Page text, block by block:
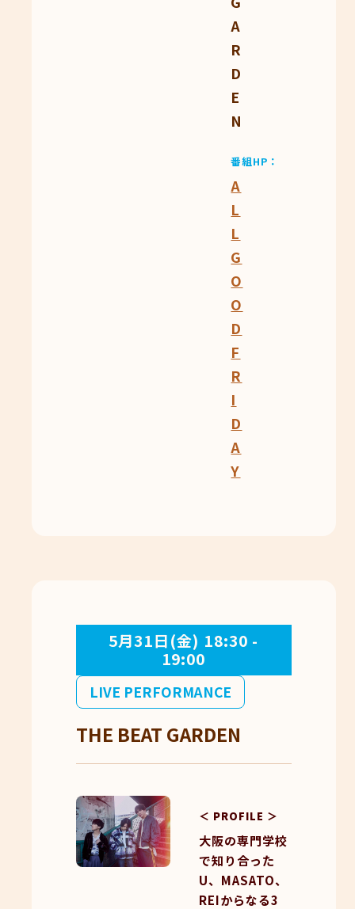
A
R
D
E
N
番組HP
A
L
L
G
O
O
D
F
R
I
D
A
Y
LIVE PERFORMANCE
5月31日(金) 18:30 -
19:00
THE BEAT GARDEN
＜ PROFILE ＞
大阪の専門学校
で知り合った
U、MASATO、
REIからなる3